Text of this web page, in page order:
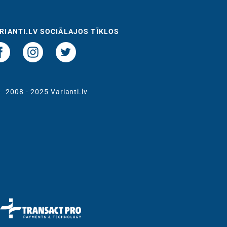
SOCIĀLAJOS TĪKLOS
2008 - 2025 Varianti.lv